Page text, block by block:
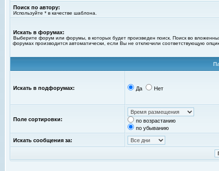
Поиск по автору:
Используйте * в качестве шаблона.
Искать в форумах:
Выберите форум или форумы, в которых будет произведен поиск. Поиск во
форумах производится автоматически, если Вы не отключили соответствующую
Искать в подфорумах: Да Нет
Поле сортировки:
по возрастанию
по убыванию
Искать сообщения за: